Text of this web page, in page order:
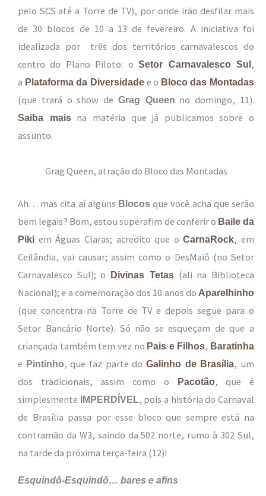
pelo SCS até a Torre de TV), por onde irão desfilar mais
de 30 blocos de 10 a 13 de fevereiro. A iniciativa foi
idealizada por três dos territórios carnavalescos do
centro do Plano Piloto: oSetor Carnavalesco Sul ,
a Plataforma da Diversidadee o Bloco das Montadas
(que trará o show de Grag Queen no domingo, 11).
Saiba maisna matéria que já publicamos sobre o
assunto.
Grag Queen, atração do Bloco das Montadas
Ah… mas cita aí alguns Blocos que você acha que serão
bem legais? Bom, estou superafim de conferir o Baile da
Piki em Águas Claras; acredito que oCarnaRock, em
Ceilândia, vai causar; assim como o DesMaiô (no Setor
Carnavalesco Sul); o Divinas Tetas(ali na Biblioteca
Nacional); e a comemoração dos 10 anos do Aparelhinho
(que concentra na Torre de TV e depois segue para o
Setor Bancário Norte). Só não se esqueçam de que a
criançada também tem vez no Pais e Filhos, Baratinha
e Pintinho, que faz parte doGalinho de Brasília, um
dos tradicionais, assim como o
Pacotão, que é
simplesmente IMPERDÍVEL, pois a história do Carnaval
de Brasília passa por esse bloco que sempre está na
contramão da W3, saindo da 502 norte, rumo à 302 Sul,
na tarde da próxima terça-feira (12)!
Esquindô-Esquindô… bares e afins